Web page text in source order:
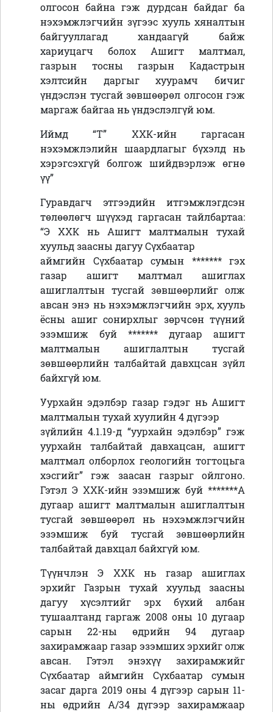
олгосон байна гэж дурдсан байдаг ба
нэхэмжлэгчийн зүгээс хууль хяналтын
байгууллагад хандаагүй байж
хариуцагч болох Ашигт малтмал,
газрын тосны газрын Кадастрын
хэлтсийн даргыг хуурамч бичиг
үндэслэн тусгай зөвшөөрөл олгосон гэж
маргаж байгаа нь үндэслэлгүй юм.
Иймд “Т” ХХК-ийн гаргасан
нэхэмжлэлийн шаардлагыг бүхэлд нь
хэрэгсэхгүй болгож шийдвэрлэж өгнө
үү”
Гуравдагч этгээдийн итгэмжлэгдсэн
төлөөлөгч шүүхэд гаргасан тайлбартаа:
“Э ХХК нь Ашигт малтмалын тухай
хуульд заасны дагуу Сүхбаатар
аймгийн Сүхбаатар сумын ******* гэх
газар ашигт малтмал ашиглах
ашиглалтын тусгай зөвшөөрлийг олж
авсан энэ нь нэхэмжлэгчийн эрх, хууль
ёсны ашиг сонирхлыг зөрчсөн түүний
эзэмшиж буй ******* дугаар ашигт
малтмалын ашиглалтын тусгай
зөвшөөрлийн талбайтай давхцсан зүйл
байхгүй юм.
Уурхайн эдэлбэр газар гэдэг нь Ашигт
малтмалын тухай хуулийн 4 дүгээр
зүйлийн 4.1.19-д “уурхайн эдэлбэр” гэж
уурхайн талбайтай давхацсан, ашигт
малтмал олборлох геологийн тогтоцьга
хэсгийг” гэж заасан газрыг ойлгоно.
Гэтэл Э ХХК-ийн эзэмшиж буй *******А
дугаар ашигт малтмалын ашиглалтын
тусгай зөвшөөрөл нь нэхэмжлэгчийн
эзэмшиж буй тусгай зөвшөөрлийн
талбайтай давхцал байхгүй юм.
Түүнчлэн Э ХХК нь газар ашиглах
эрхийг Газрын тухай хуульд заасны
дагуу хүсэлтийг эрх бүхий албан
тушаалтанд гаргаж 2008 оны 10 дугаар
сарын 22-ны өдрийн 94 дугаар
захирамжаар газар эзэмших эрхийг олж
авсан. Гэтэл энэхүү захирамжийг
Сүхбаатар аймгийн Сүхбаатар сумын
засаг дарга 2019 оны 4 дүгээр сарын 11-
ны өдрийн А/34 дүгээр захирамжаар